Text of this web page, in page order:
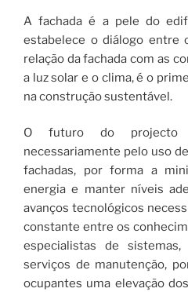
A fachada é a pele do
estabelece o diálogo entre
relação da fachada com as
a luz solar e o clima, é o
na construção sustentável.
O futuro do projecto
necessariamente pelo uso
fachadas, por forma a
energia e manter níveis
avanços tecnológicos
constante entre os
especialistas de
serviços de manutenção,
ocupantes uma elevação